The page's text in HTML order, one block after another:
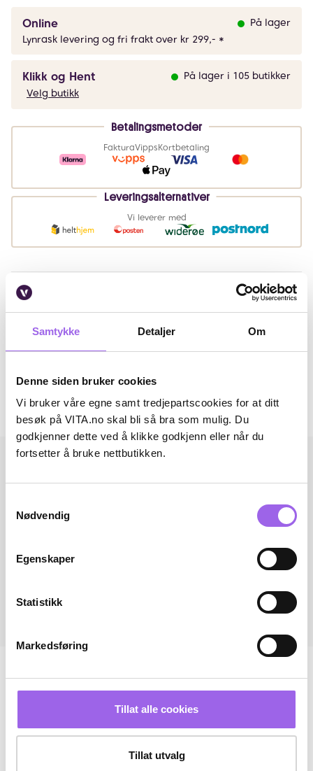
Samtykke Detaljer Om
Denne siden bruker cookies
Vi bruker våre egne samt tredjepartscookies for at ditt
besøk på VITA.no skal bli så bra som mulig. Du
godkjenner dette ved å klikke godkjenn eller når du
fortsetter å bruke nettbutikken.
Nødvendig
Egenskaper
Statistikk
Markedsføring
Tillat alle cookies
Tillat utvalg
Online
På lager
Lynrask levering og fri frakt over kr 299,- *
Klikk og Hent
På lager i 105 butikker
Velg butikk
Betalingsmetoder
FakturaVippsKortbetaling
Leveringsalternativer
Vi leverer med
Beskrivelse
Artikkelnummer: 250811001
Omtaler
Andre har også kjøpt..